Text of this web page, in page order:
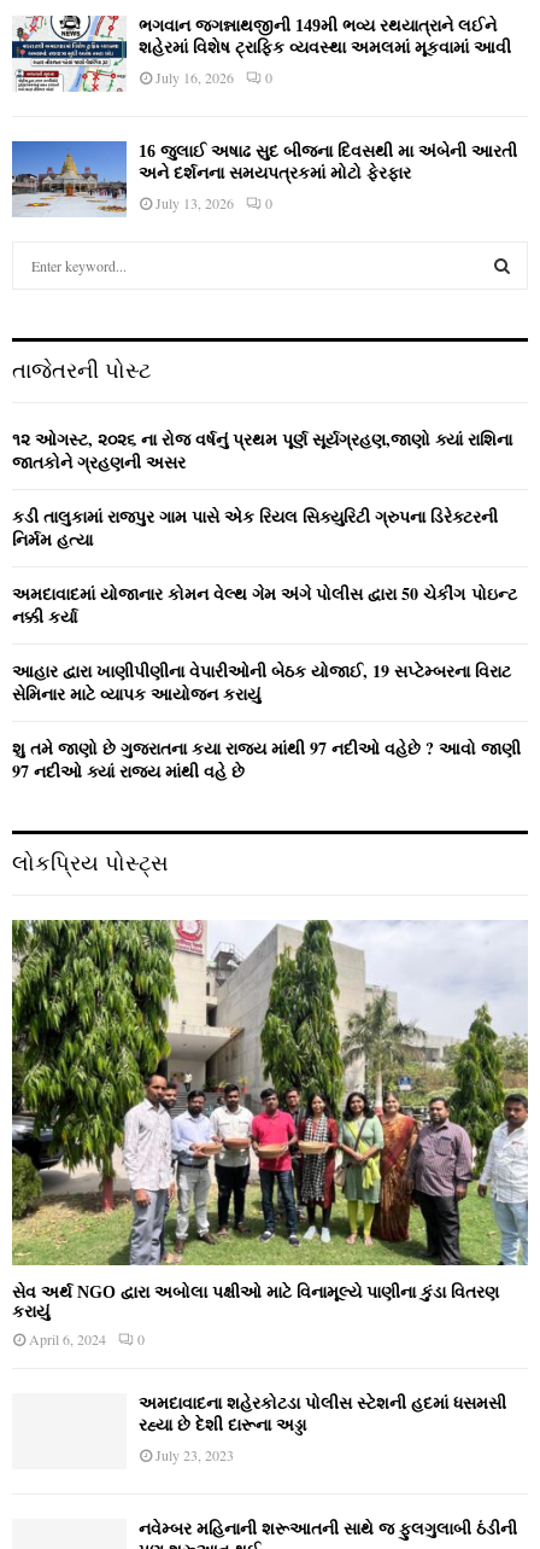
ભગવાન જગન્નાથજીની 149મી ભવ્ય રથયાત્રાને લઈને
શહેરમાં વિશેષ ટ્રાફિક વ્યવસ્થા અમલમાં મૂકવામાં આવી
July 16, 2026 0
16 જુલાઈ અષાઢ સુદ બીજના દિવસથી મા અંબેની આરતી
અને દર્શનના સમયપત્રકમાં મોટો ફેરફાર
July 13, 2026 0
h
o
r
C
તાજેતરની પોસ્ટ
૧૨ ઓગસ્ટ, ૨૦૨૬ ના રોજ વર્ષનું પ્રથમ પૂર્ણ સૂર્યગ્રહણ,જાણો ક્યાં રાશિના
જાતકોને ગ્રહણની અસર
કડી તાલુકામાં રાજપુર ગામ પાસે એક રિયલ સિક્યુરિટી ગ્રુપના ડિરેક્ટરની
નિર્મમ હત્યા
અમદાવાદમાં યોજાનાર કોમન વેલ્‍થ ગેમ અંગે પોલીસ દ્વારા 50 ચેકીંગ પોઇન્‍ટ
નક્કી કર્યા
આહાર દ્વારા ખાણીપીણીના વેપારીઓની બેઠક યોજાઈ, 19 સપ્ટેમ્બરના વિરાટ
સેમિનાર માટે વ્યાપક આયોજન કરાયું
શુ તમે જાણો છે ગુજરાતના કયા રાજ્ય માંથી 97 નદીઓ વહેછે ? આવો જાણી
97 નદીઓ ક્યાં રાજ્ય માંથી વહે છે
લોકપ્રિય પોસ્ટ્સ
સેવ અર્થ NGO દ્વારા અબોલા પક્ષીઓ માટે વિનામૂલ્યે પાણીના કુંડા વિતરણ
કરાયું
April 6, 2024 0
અમદાવાદના શહેરકોટડા પોલીસ સ્ટેશની હદમાં ધસમસી
રહ્યા છે દેશી દારૂના અડ્ડા
July 23, 2023
નવેમ્‍બર મહિનાની શરૂઆતની સાથે જ ફુલગુલાબી ઠંડીની